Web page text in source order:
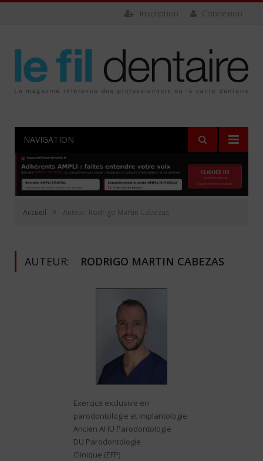
Connexion
Inscription
NAVIGATION
Accueil » Auteur: Rodrigo Martin Cabezas
AUTEUR: RODRIGO MARTIN CABEZAS
Exercice exclusive en
parodontologie et implantologie
Ancien AHU Parodontologie
DU Parodontologie
Clinique (EFP)